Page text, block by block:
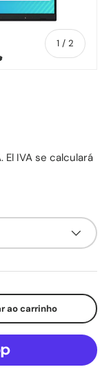
1 / de
2
IVA se calculará
ao carrinho